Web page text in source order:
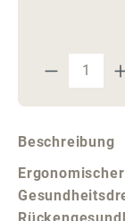
Produkt
Beschreibung